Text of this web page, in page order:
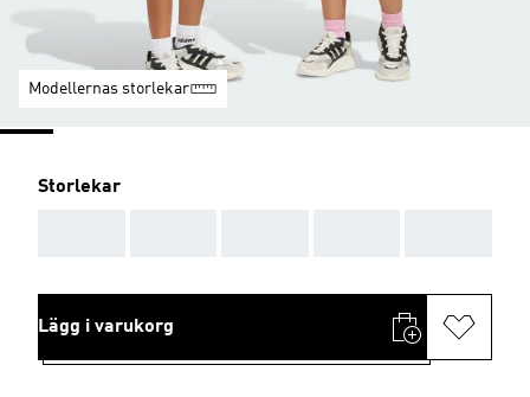
Modellernas storlekar
Storlekar
Lägg i varukorg